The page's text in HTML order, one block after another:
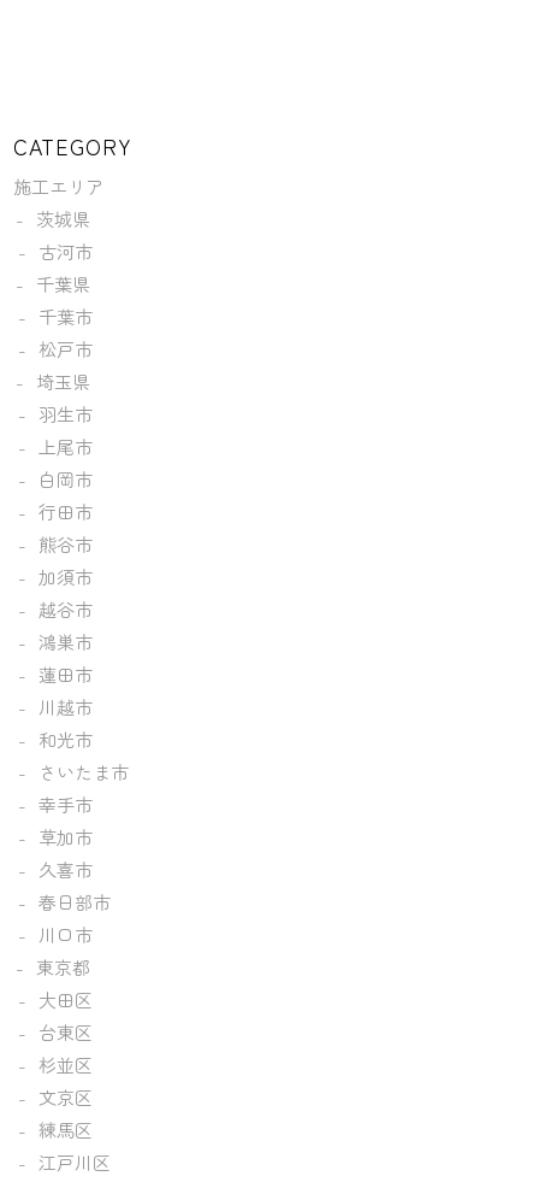
CATEGORY
施工エリア
茨城県
古河市
千葉県
千葉市
松戸市
埼玉県
羽生市
上尾市
白岡市
行田市
熊谷市
加須市
越谷市
鴻巣市
蓮田市
川越市
和光市
さいたま市
幸手市
草加市
久喜市
春日部市
川口市
東京都
大田区
台東区
杉並区
文京区
練馬区
江戸川区